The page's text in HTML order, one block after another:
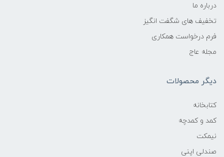
درباره ما
تخفیف های شگفت انگیز
فرم درخواست همکاری
مجله عاج
دیگر محصولات
کتابخانه
کمد و کمدچه
نیمکت
صندلی اپنی